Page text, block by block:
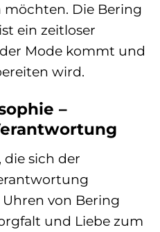
möchten. Die Bering
ein zeitloser
Mode kommt und
wird.
–
die sich der
von Bering
und Liebe zum